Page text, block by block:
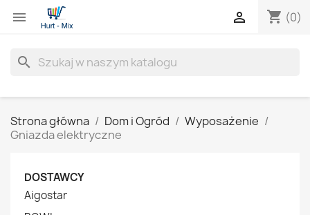
 shopping_cart (0)

search
Strona główna Dom i Ogród
Wyposażenie
Gniazda elektryczne
DOSTAWCY
Aigostar